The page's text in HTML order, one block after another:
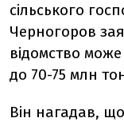
сільського
Черногоров
відомство
до 70-75 млн
Він нагадав,